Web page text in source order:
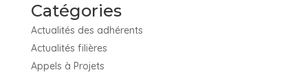
Catégories
Actualités des adhérents
Actualités filières
Appels à Projets